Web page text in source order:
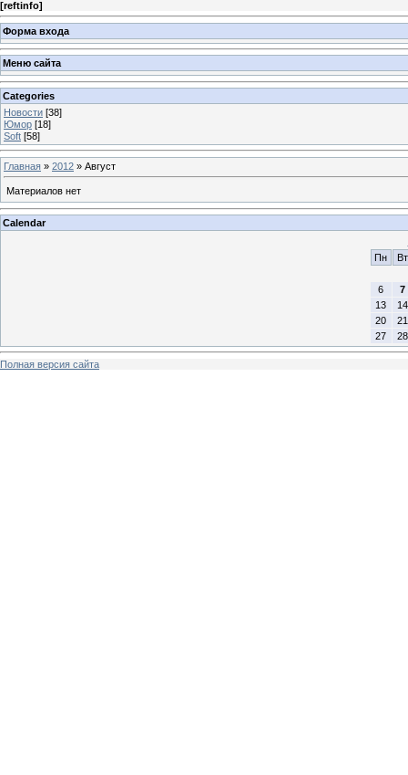
[reftinfo]
Форма входа
Меню сайта
Categories
Новости [38]
Юмор [18]
Soft [58]
Главная » 2012 » Август
Материалов нет
Calendar
Пн
Вт
6
7
13
14
20
21
27
28
Полная версия сайта